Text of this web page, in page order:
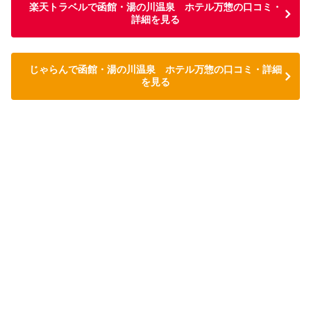
楽天トラベルで函館・湯の川温泉 ホテル万惣の口コミ・
詳細を見る
じゃらんで函館・湯の川温泉 ホテル万惣の口コミ・詳細
を見る